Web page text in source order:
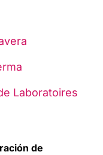
Laboratoires
de